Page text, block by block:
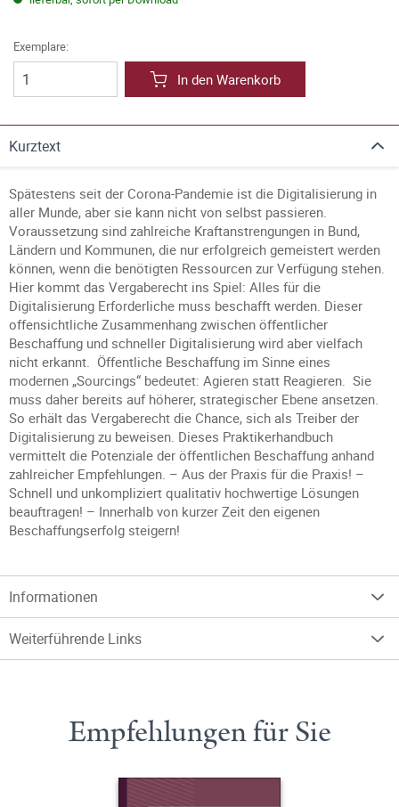
Exemplare:
In den Warenkorb
Kurztext
Spätestens seit der Corona-Pandemie ist die Digitalisierung in
aller Munde, aber sie kann nicht von selbst passieren.
Voraussetzung sind zahlreiche Kraftanstrengungen in Bund,
Ländern und Kommunen, die nur erfolgreich gemeistert werden
können, wenn die benötigten Ressourcen zur Verfügung stehen.
Hier kommt das Vergaberecht ins Spiel: Alles für die
Digitalisierung Erforderliche muss beschafft werden. Dieser
offensichtliche Zusammenhang zwischen öffentlicher
Beschaffung und schneller Digitalisierung wird aber vielfach
nicht erkannt. Öffentliche Beschaffung im Sinne eines
modernen „Sourcings“ bedeutet: Agieren statt Reagieren. Sie
muss daher bereits auf höherer, strategischer Ebene ansetzen.
So erhält das Vergaberecht die Chance, sich als Treiber der
Digitalisierung zu beweisen. Dieses Praktikerhandbuch
vermittelt die Potenziale der öffentlichen Beschaffung anhand
zahlreicher Empfehlungen. – Aus der Praxis für die Praxis! –
Schnell und unkompliziert qualitativ hochwertige Lösungen
beauftragen! – Innerhalb von kurzer Zeit den eigenen
Beschaffungserfolg steigern!
Informationen
Weiterführende Links
Empfehlungen für Sie